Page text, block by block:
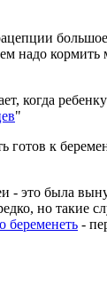
когда
"
к
- это была
но такие
беременеть -